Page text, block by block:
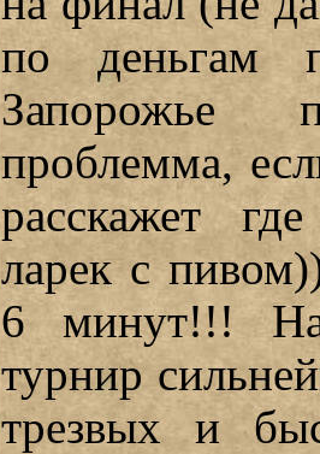
по деньгам
Запорожье
проблемма,
расскажет
ларек с
6 минут!!!
турнир
трезвых и